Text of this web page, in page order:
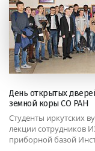
День открытых
земной коры СО РАН
Студенты иркутских
лекции сотрудников
приборной базой